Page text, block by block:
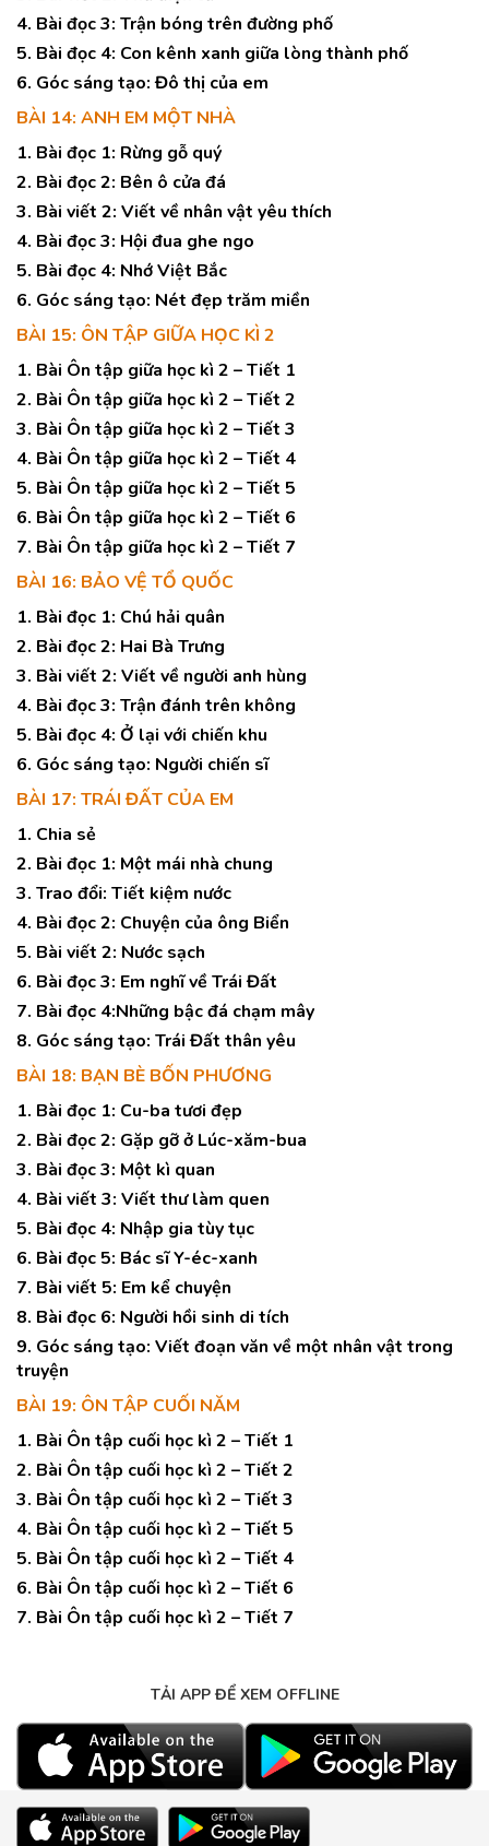
4. Bài đọc 3: Trận bóng trên đường phố
5. Bài đọc 4: Con kênh xanh giữa lòng thành phố
6. Góc sáng tạo: Đô thị của em
BÀI 14: ANH EM MỘT NHÀ
1. Bài đọc 1: Rừng gỗ quý
2. Bài đọc 2: Bên ô cửa đá
3. Bài viết 2: Viết về nhân vật yêu thích
4. Bài đọc 3: Hội đua ghe ngo
5. Bài đọc 4: Nhớ Việt Bắc
6. Góc sáng tạo: Nét đẹp trăm miền
BÀI 15: ÔN TẬP GIỮA HỌC KÌ 2
1. Bài Ôn tập giữa học kì 2 – Tiết 1
2. Bài Ôn tập giữa học kì 2 – Tiết 2
3. Bài Ôn tập giữa học kì 2 – Tiết 3
4. Bài Ôn tập giữa học kì 2 – Tiết 4
5. Bài Ôn tập giữa học kì 2 – Tiết 5
6. Bài Ôn tập giữa học kì 2 – Tiết 6
7. Bài Ôn tập giữa học kì 2 – Tiết 7
BÀI 16: BẢO VỆ TỔ QUỐC
1. Bài đọc 1: Chú hải quân
2. Bài đọc 2: Hai Bà Trưng
3. Bài viết 2: Viết về người anh hùng
4. Bài đọc 3: Trận đánh trên không
5. Bài đọc 4: Ở lại với chiến khu
6. Góc sáng tạo: Người chiến sĩ
BÀI 17: TRÁI ĐẤT CỦA EM
1. Chia sẻ
2. Bài đọc 1: Một mái nhà chung
3. Trao đổi: Tiết kiệm nước
4. Bài đọc 2: Chuyện của ông Biển
5. Bài viết 2: Nước sạch
6. Bài đọc 3: Em nghĩ về Trái Đất
7. Bài đọc 4:Những bậc đá chạm mây
8. Góc sáng tạo: Trái Đất thân yêu
BÀI 18: BẠN BÈ BỐN PHƯƠNG
1. Bài đọc 1: Cu-ba tươi đẹp
2. Bài đọc 2: Gặp gỡ ở Lúc-xăm-bua
3. Bài đọc 3: Một kì quan
4. Bài viết 3: Viết thư làm quen
5. Bài đọc 4: Nhập gia tùy tục
6. Bài đọc 5: Bác sĩ Y-éc-xanh
7. Bài viết 5: Em kể chuyện
8. Bài đọc 6: Người hồi sinh di tích
9. Góc sáng tạo: Viết đoạn văn về một nhân vật trong
truyện
BÀI 19: ÔN TẬP CUỐI NĂM
1. Bài Ôn tập cuối học kì 2 – Tiết 1
2. Bài Ôn tập cuối học kì 2 – Tiết 2
3. Bài Ôn tập cuối học kì 2 – Tiết 3
4. Bài Ôn tập cuối học kì 2 – Tiết 5
5. Bài Ôn tập cuối học kì 2 – Tiết 4
6. Bài Ôn tập cuối học kì 2 – Tiết 6
7. Bài Ôn tập cuối học kì 2 – Tiết 7
TẢI APP ĐỂ XEM OFFLINE